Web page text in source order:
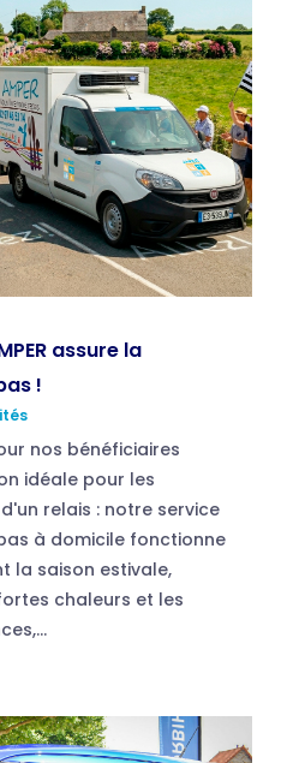
assure la
!
nos bénéficiaires
idéale pour les
relais : notre service
à domicile fonctionne
la saison estivale,
chaleurs et les